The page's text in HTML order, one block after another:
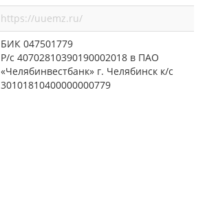
https://uuemz.ru/
БИК 047501779
Р/с 40702810390190002018 в ПАО
«Челябинвестбанк» г. Челябинск к/с
30101810400000000779